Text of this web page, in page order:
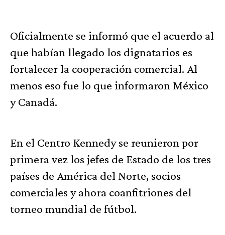
Oficialmente se informó que el acuerdo al
que habían llegado los dignatarios es
fortalecer la cooperación comercial. Al
menos eso fue lo que informaron México
y Canadá.
En el Centro Kennedy se reunieron por
primera vez los jefes de Estado de los tres
países de América del Norte, socios
comerciales y ahora coanfitriones del
torneo mundial de fútbol.